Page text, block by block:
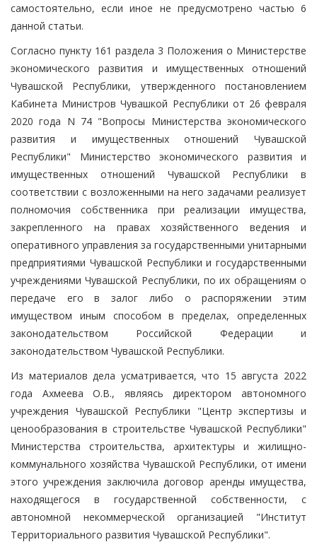
самостоятельно, если иное не предусмотрено частью 6
данной статьи.
Согласно пункту 161 раздела 3 Положения о Министерстве
экономического развития и имущественных отношений
Чувашской Республики, утвержденного постановлением
Кабинета Министров Чувашкой Республики от 26 февраля
2020 года N 74 "Вопросы Министерства экономического
развития и имущественных отношений Чувашской
Республики" Министерство экономического развития и
имущественных отношений Чувашской Республики в
соответствии с возложенными на него задачами реализует
полномочия собственника при реализации имущества,
закрепленного на правах хозяйственного ведения и
оперативного управления за государственными унитарными
предприятиями Чувашской Республики и государственными
учреждениями Чувашской Республики, по их обращениям о
передаче его в залог либо о распоряжении этим
имуществом иным способом в пределах, определенных
законодательством Российской Федерации и
законодательством Чувашской Республики.
Из материалов дела усматривается, что 15 августа 2022
года Ахмеева О.В., являясь директором автономного
учреждения Чувашской Республики "Центр экспертизы и
ценообразования в строительстве Чувашской Республики"
Министерства строительства, архитектуры и жилищно-
коммунального хозяйства Чувашской Республики, от имени
этого учреждения заключила договор аренды имущества,
находящегося в государственной собственности, с
автономной некоммерческой организацией "Институт
Территориального развития Чувашской Республики".